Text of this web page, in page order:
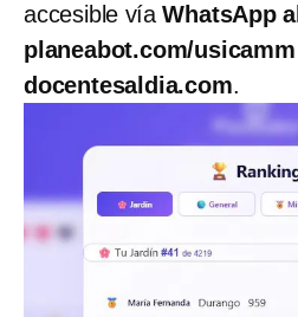
accesible víaWhatsApp
planeabot.com/usicamm
docentesaldia.com.